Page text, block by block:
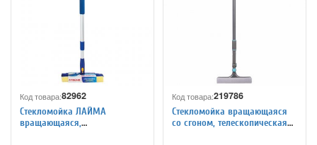
Код товара:82962
Стекломойка ЛАЙМА
вращающаяся,
Код товара:219786
Стекломойка вращающаяся
со сгоном, телескопическая